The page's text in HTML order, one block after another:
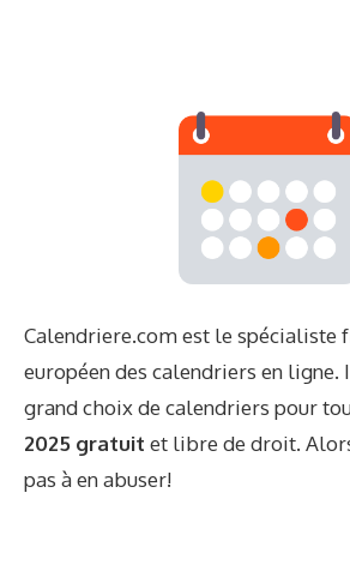
Calendriere.com est le spécialiste
européen des calendriers en ligne.
grand choix de calendriers pour
2025 gratuit et libre de droit.
pas à en abuser!